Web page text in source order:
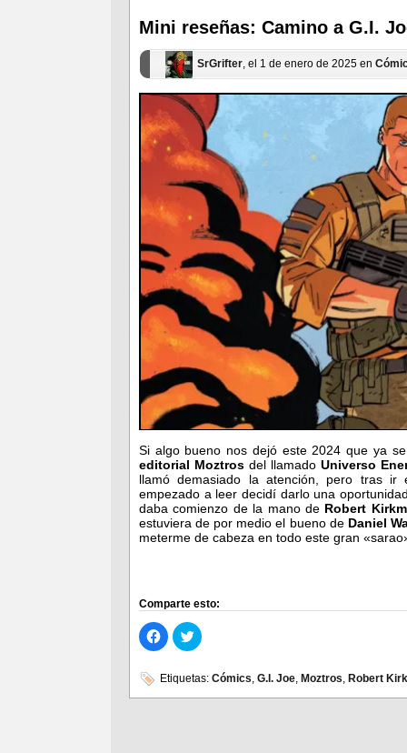
ventana
nueva)
ventana
nueva)
Mini reseñas: Camino a G.I.
SrGrifter, el 1 de enero de 2025 en
Si algo bueno nos dejó este 2024 que ya
editorial Moztros del llamado Universo
llamó demasiado la atención, pero tras
empezado a leer decidí darlo una
daba comienzo de la mano de Robert
estuviera de por medio el bueno de Daniel
meterme de cabeza en todo este gran
Comparte esto:
Haz
clic
para
en
Facebook
(Se
Haz
clic
en
(Se
Etiquetas: Cómics, G.I. Joe, Moztros, Robert